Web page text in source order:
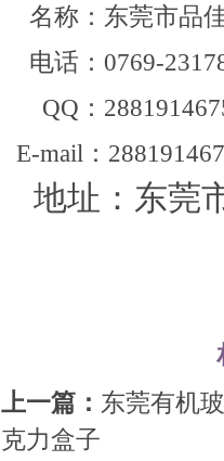
名称：东莞市
电话：0769-
QQ：
E-mail：
地址：东莞
上一篇： 东莞有机
克力盒子